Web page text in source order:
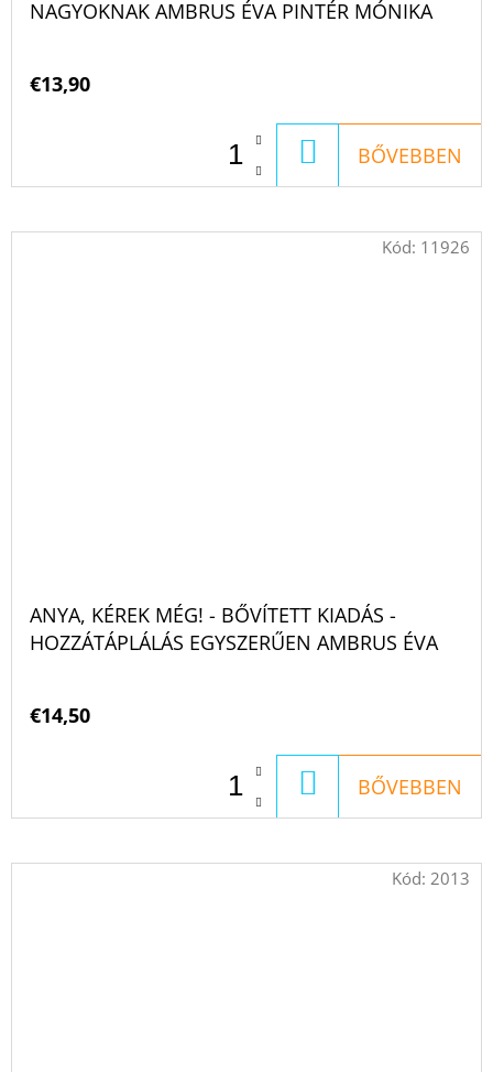
NAGYOKNAK AMBRUS ÉVA PINTÉR MÓNIKA
€13,90
KOSÁRBA
BŐVEBBEN
ANYA, KÉREK MÉG! - BŐVÍTETT KIADÁS -
HOZZÁTÁPLÁLÁS EGYSZERŰEN AMBRUS ÉVA
€14,50
KOSÁRBA
BŐVEBBEN
Kód: 11926
Kód: 2013